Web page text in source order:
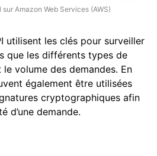
sur Amazon Web Services (AWS)
utilisent les clés pour surveiller
que les différents types de
volume des demandes. En
également être utilisées
cryptographiques afin
d’une demande.